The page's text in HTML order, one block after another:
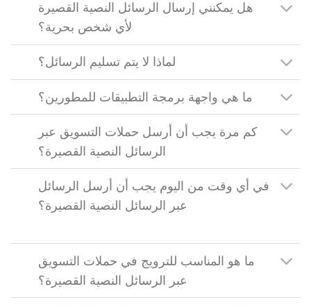
هل يمكنني إرسال الرسائل النصية القصيرة
لأي شخص بحرية؟
لماذا لا يتم تسليم الرسائل؟
ما هي واجهة برمجة التطبيقات للمطورين؟
كم مرة يجب أن أرسل حملات التسويق عبر
الرسائل النصية القصيرة؟
في أي وقت من اليوم يجب أن أرسل الرسائل
عبر الرسائل النصية القصيرة؟
ما هو المناسب للترويج في حملات التسويق
عبر الرسائل النصية القصيرة؟